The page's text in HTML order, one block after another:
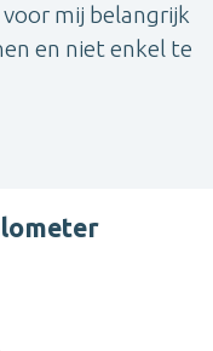
mij belangrijk
en niet enkel te